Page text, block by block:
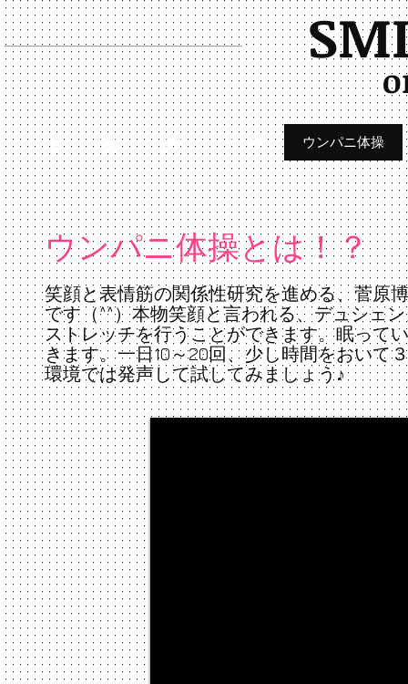
HOME 研究 教育 笑顔学 ウンパニ体操
ウンパニ体操とは！？
笑顔と表情筋の関係性研究を進める、菅原
です（^^）本物笑顔と言われる、デュシェ
ストレッチを行うことができます。眠って
きます。一日10～20回、少し時間をおいて
環境では発声して試してみましょう♪